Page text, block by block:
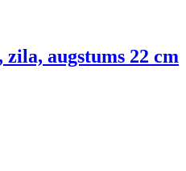
augstums 22 cm